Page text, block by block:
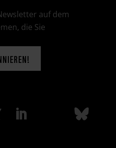
auf dem
die Sie